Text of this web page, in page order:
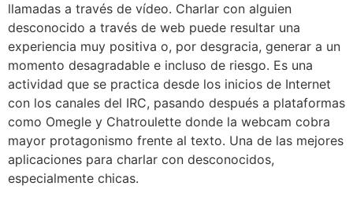
llamadas a través de vídeo. Charlar con alguien
desconocido a través de web puede resultar una
experiencia muy positiva o, por desgracia, generar a un
momento desagradable e incluso de riesgo. Es una
actividad que se practica desde los inicios de Internet
con los canales del IRC, pasando después a plataformas
como Omegle y Chatroulette donde la webcam cobra
mayor protagonismo frente al texto. Una de las mejores
aplicaciones para charlar con desconocidos,
especialmente chicas.